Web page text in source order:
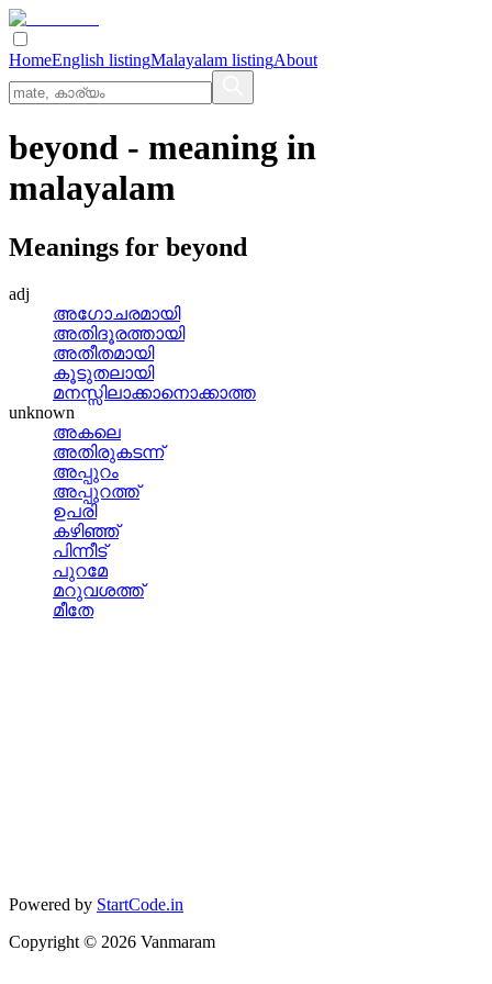
HomeEnglish listingMalayalam listingAbout
beyond - meaning in
malayalam
Meanings for beyond
adj
അഗോചരമായി
അതിദൂരത്തായി
അതീതമായി
കൂടുതലായി
മനസ്സിലാക്കാനൊക്കാത്ത
unknown
അകലെ
അതിരുകടന്ന്
അപ്പുറം
അപ്പുറത്ത്
ഉപരി
കഴിഞ്ഞ്
പിന്നീട്
പുറമേ
മറുവശത്ത്
മീതേ
Powered by StartCode.in
Copyright © 2026 Vanmaram